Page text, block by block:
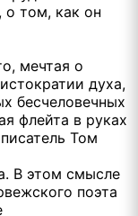
о том, как он
мечтая о
духа,
бесчеловечных
флейта в руках
Том
В этом смысле
поэта